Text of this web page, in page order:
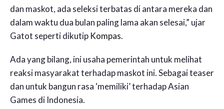
dan maskot, ada seleksi terbatas di antara mereka dan
dalam waktu dua bulan paling lama akan selesai,” ujar
Gatot seperti dikutip Kompas.
Ada yang bilang, ini usaha pemerintah untuk melihat
reaksi masyarakat terhadap maskot ini. Sebagai teaser
dan untuk bangun rasa ‘memiliki’ terhadap Asian
Games di Indonesia.